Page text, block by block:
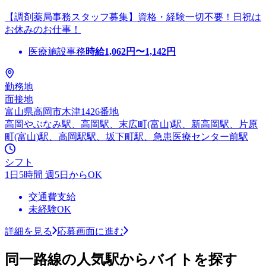
【調剤薬局事務スタッフ募集】資格・経験一切不要！日祝は
お休みのお仕事！
医療施設事務時給1,062円〜1,142円
勤務地
面接地
富山県高岡市木津1426番地
高岡やぶなみ駅、高岡駅、末広町(富山)駅、新高岡駅、片原
町(富山)駅、高岡駅駅、坂下町駅、急患医療センター前駅
シフト
1日5時間 週5日からOK
交通費支給
未経験OK
詳細を見る 応募画面に進む
同一路線の人気駅からバイトを探す